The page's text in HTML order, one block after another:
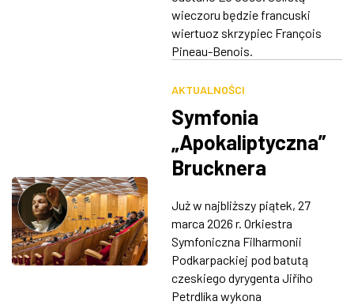
wieczoru będzie francuski
wiertuoz skrzypiec François
Pineau-Benois.
AKTUALNOŚCI
Symfonia
„Apokaliptyczna”
Brucknera
Filharmonii
Podkarpackiej
Już w najbliższy piątek, 27
marca 2026 r. Orkiestra
Symfoniczna Filharmonii
Podkarpackiej pod batutą
czeskiego dyrygenta Jiřího
Petrdlíka wykona